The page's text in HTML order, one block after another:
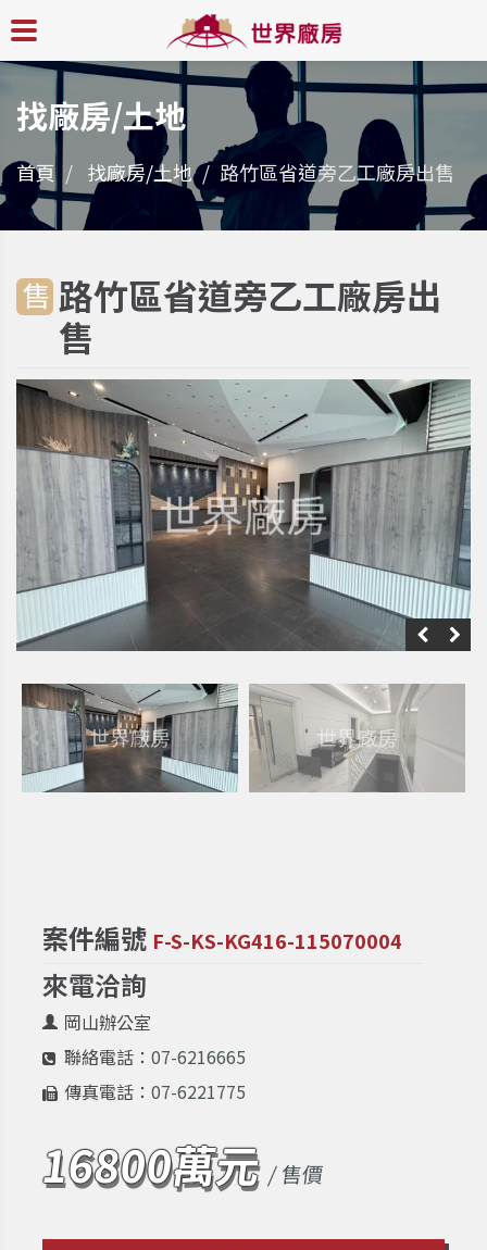
找廠房/土地
首頁 找廠房/土地 路竹區省道旁乙工廠房出售
售 路竹區省道旁乙工廠房出
售
案件編號 F-S-KS-KG416-115070004
來電洽詢
岡山辦公室
聯絡電話： 07-6216665
傳真電話： 07-6221775
16800萬元/ 售價